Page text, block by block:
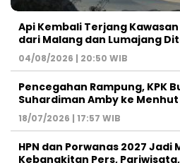
Api Kembali Terjang Kawasan
dari Malang dan Lumajang
04/08/2026 | 20:50 WIB
Pencegahan Rampung, KPK
Suhardiman Amby ke Menhut
18/07/2026 | 17:57 WIB
HPN dan Porwanas 2027 Jadi
Kebangkitan Pers,